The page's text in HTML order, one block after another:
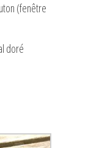
(fenêtre
doré